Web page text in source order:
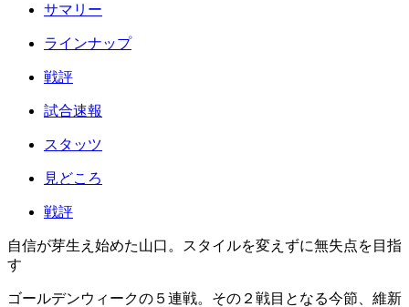
サマリー
ラインナップ
戦評
試合速報
スタッツ
見どころ
戦評
自信が芽生え始めた山口。スタイルを変えずに無失点を目指
す
ゴールデンウィークの５連戦。その２戦目となる今節、維新